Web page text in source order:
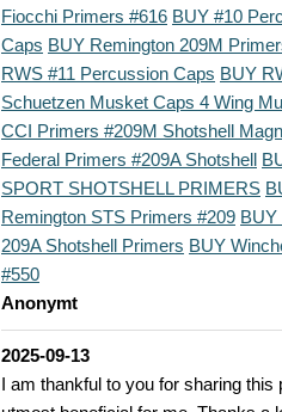
Fiocchi Primers #616 BUY #10
Caps BUY Remington 209M
RWS #11 Percussion Caps BUY
Schuetzen Musket Caps 4 Wing
CCI Primers #209M Shotshell
Federal Primers #209A Shotshell
SPORT SHOTSHELL PRIMERS
Remington STS Primers #209 BUY
209A Shotshell Primers BUY
#550
Anonymt
2025-09-13
I am thankful to you for sharing